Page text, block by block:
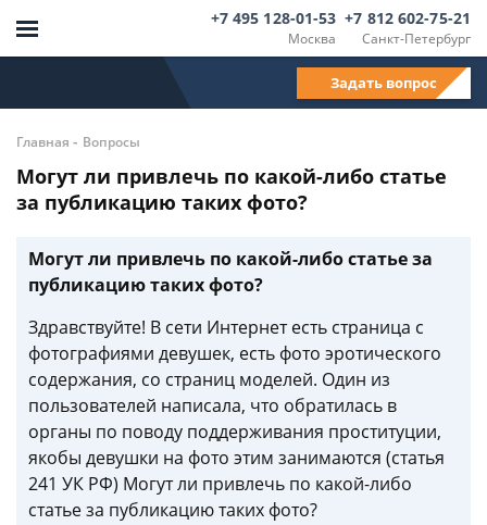
Москва
+7 495 128-01-53
Санкт-Петербург
+7 812 602-75-21
Задать вопрос
Главная - Вопросы
Могут ли привлечь по какой-либо статье
за публикацию таких фото?
Могут ли привлечь по какой-либо статье за
публикацию таких фото?
Здравствуйте! В сети Интернет есть страница с
фотографиями девушек, есть фото эротического
содержания, со страниц моделей. Один из
пользователей написала, что обратилась в
органы по поводу поддерживания проституции,
якобы девушки на фото этим занимаются (статья
241 УК РФ) Могут ли привлечь по какой-либо
статье за публикацию таких фото?